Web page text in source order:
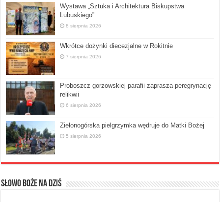
Wystawa „Sztuka i Architektura Biskupstwa
Lubuskiego”
8 sierpnia 2026
Wkrótce dożynki diecezjalne w Rokitnie
7 sierpnia 2026
Proboszcz gorzowskiej parafii zaprasza peregrynację
relikwii
6 sierpnia 2026
Zielonogórska pielgrzymka wędruje do Matki Bożej
5 sierpnia 2026
Słowo Boże na dziś